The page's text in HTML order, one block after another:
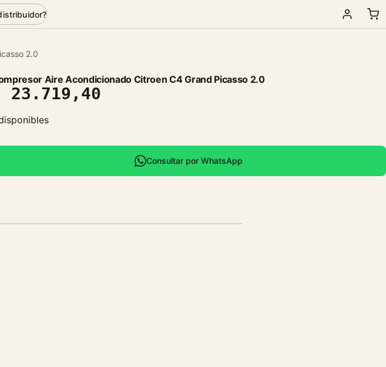
2.0
Aire Acondicionado Citroen C4 Grand Picasso 2.0
23.719,40
Consultar por WhatsApp